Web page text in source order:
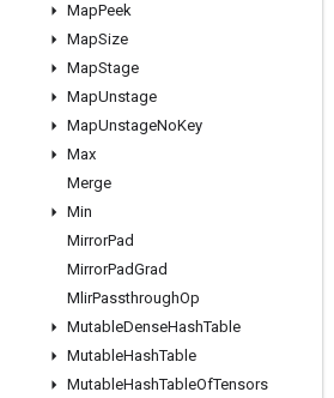
MapPeek
MapSize
MapStage
MapUnstage
MapUnstageNoKey
Max
Merge
Min
MirrorPad
MirrorPadGrad
MlirPassthroughOp
MutableDenseHashTable
MutableHashTable
MutableHashTableOfTensors